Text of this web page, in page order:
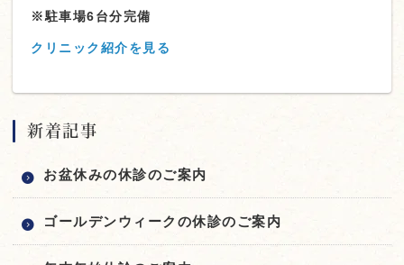
※駐車場6台分完備
クリニック紹介を見る
新着記事
お盆休みの休診のご案内
ゴールデンウィークの休診のご案内